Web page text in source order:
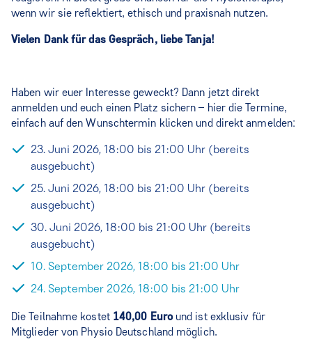
wenn wir sie reflektiert, ethisch und praxisnah nutzen.
Vielen Dank für das Gespräch, liebe Tanja!
Haben wir euer Interesse geweckt? Dann jetzt direkt
anmelden und euch einen Platz sichern – hier die Termine,
einfach auf den Wunschtermin klicken und direkt anmelden:
23. Juni 2026, 18:00 bis 21:00 Uhr (bereits
ausgebucht)
25. Juni 2026, 18:00 bis 21:00 Uhr (bereits
ausgebucht)
30. Juni 2026, 18:00 bis 21:00 Uhr (bereits
ausgebucht)
10. September 2026, 18:00 bis 21:00 Uhr
24. September 2026, 18:00 bis 21:00 Uhr
Die Teilnahme kostet 140,00 Euround ist exklusiv für
Mitglieder von Physio Deutschland möglich.